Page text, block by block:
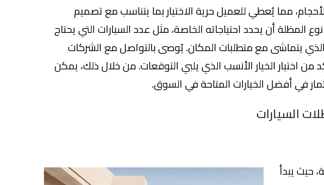
مما يُعطي للعميل حرية الاختيار بما يتناسب مع تصميم
المظلة أن يحدد احتياجاته الخاصة، مثل عدد السيارات التي يحتاج
الذي يتماشى مع متطلبات المكان. يُوصى بالتواصل مع الشركات
اختيار الخيار الأنسب الذي يلبي التوقعات. من خلال ذلك، يمكن
في أفضل الخيارات المتاحة في السوق.
حيث يبدأ